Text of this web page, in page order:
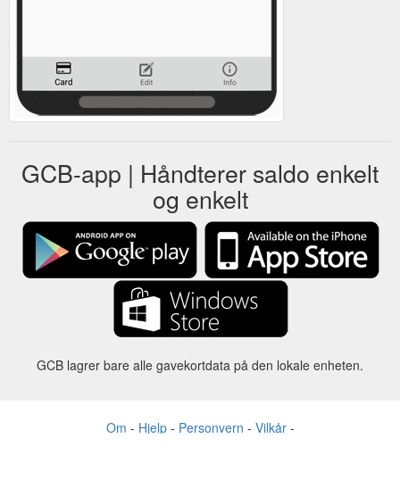
GCB-app | Håndterer saldo enkelt
og enkelt
GCB lagrer bare alle gavekortdata på den lokale enheten.
Om - Hjelp- Personvern - Vilkår-